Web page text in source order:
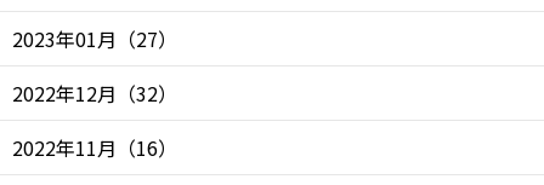
2023年01月 （27）
2022年12月 （32）
2022年11月 （16）